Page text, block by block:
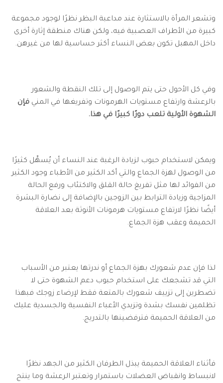
وتشعر المرأة بالاستثارة عند مداعبة البظر نظرًا لوجود مجموعة
كبيرة من الأطراف العصبية فيه، ولكن هناك منطقة إثارة أخرى
داخل المهبل تكون بعض النساء أكثر حساسية لها من غيرهن.
وفي كل الأحول حتى يتم الوصول إلى تلك النقطة والشعور
بالرعشة وارتفاع مستويات الهرمونات وتفريغها في المني فإن
الشهوة الأولية تلعب دورًا كبيرًا في هذا.
ويمكن لاستخدام حبوب لزيادة الرغبة عند النساء أن يُسهِّل كثيرًا
من الوصول لهزة الجماع والتي أكد الكثير من الأطباء وجود الكثير
من الفوائد لها مثل تفريغ حالة القلق والاكتئاب ورفع الحالة
المزاجية وزيادة الترابط بين الزوجين بالإضافة إلى نضارة البشرة
أيضًا نظرًا لارتفاع مستويات هرمونات الأنوثة بعد العلاقة
الحميمة وعقب هزة الجماع.
لذا فإن عدم شعورك بهزة الجماع أو ندرتها يعتبر من الأسباب
التي قد تشجعك على استخدام حبوب دعم الشهوة حتى لا
تضطرين إلى تزييف شعورك بالمتعة فقط لإرضاء زوجك فبهذا
تظلمين نفسك بشدة وتزيدي الأعباء النفسية والجسدية عليك
من العلاقة الحميمة فترفضينها بالتدريج.
فأثناء العلاقة الحميمة يبذل الطرفان الكثير من الجهد نظرًا
لانبساط وانقباض العضلات باستمرار وتعتبر الرعشة وما ينتج